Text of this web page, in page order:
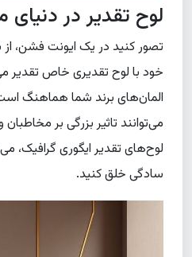
لوح تقدیر در
تصور کنید در یک ایونت فشن، از
خود با لوح تقدیری خاص تقدیر
المان‌های برند شما هماهنگ
می‌توانند تاثیر بزرگی بر مخاطبان
لوح‌های تقدیر ایگوری گرافیک،
سادگی خلق کنید.